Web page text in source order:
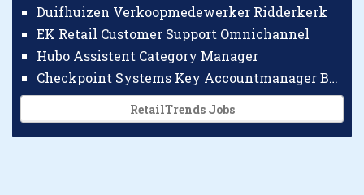
Duifhuizen Verkoopmedewerker Ridderkerk
EK Retail Customer Support Omnichannel
Hubo Assistent Category Manager
Checkpoint Systems Key Accountmanager Benelux
RetailTrends Jobs